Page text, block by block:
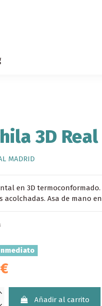
3D
MADRID
en 3D
acolchadas. Asa de mano
Añadir al carrito